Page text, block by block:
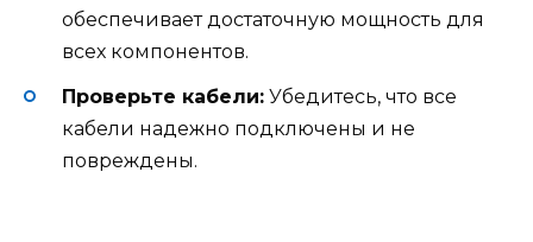
обеспечивает достаточную мощность для
всех компонентов.
Проверьте кабели: Убедитесь, что все
кабели надежно подключены и не
повреждены.